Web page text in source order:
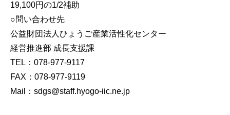
19,100円の1/2補助
○問い合わせ先
公益財団法人ひょうご産業活性化センター
経営推進部 成長支援課
TEL：078-977-9117
FAX：078-977-9119
Mail：sdgs@staff.hyogo-iic.ne.jp